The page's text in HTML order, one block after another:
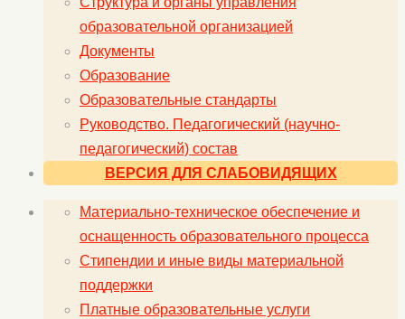
образовательной организацией
Документы
Образование
Образовательные стандарты
Руководство. Педагогический (научно-
педагогический) состав
ВЕРСИЯ ДЛЯ СЛАБОВИДЯЩИХ
Материально-техническое обеспечение и
оснащенность образовательного процесса
Стипендии и иные виды материальной
поддержки
Платные образовательные услуги